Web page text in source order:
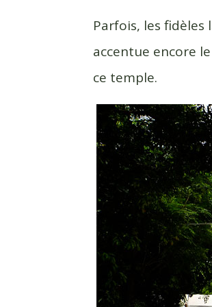
Parfois, les fidèles
accentue encore
ce temple.